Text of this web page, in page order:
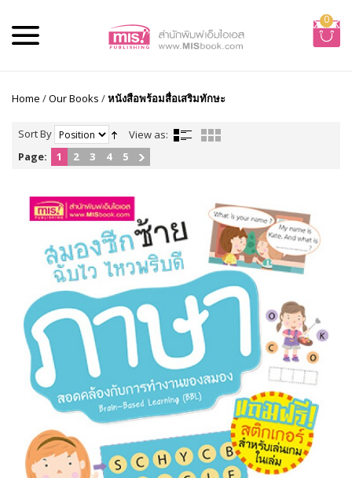
0
Home /Our Books /หนังสือพร้อมสื่อเสริมทักษะ
Sort By
View as:
Page:
1 2 3 4 5